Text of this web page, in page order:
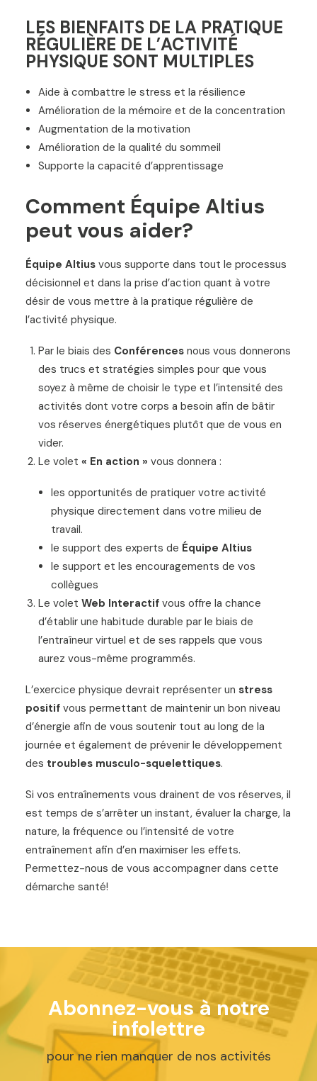
LES BIENFAITS DE LA PRATIQUE
RÉGULIÈRE DE L’ACTIVITÉ
PHYSIQUE SONT MULTIPLES
Aide à combattre le stress et la résilience
Amélioration de la mémoire et de la concentration
Augmentation de la motivation
Amélioration de la qualité du sommeil
Supporte la capacité d’apprentissage
Comment Équipe Altius
peut vous aider?
Équipe Altius vous supporte dans tout le processus
décisionnel et dans la prise d’action quant à votre
désir de vous mettre à la pratique régulière de
l’activité physique.
Par le biais des Conférences nous vous donnerons
des trucs et stratégies simples pour que vous
soyez à même de choisir le type et l’intensité des
activités dont votre corps a besoin afin de bâtir
vos réserves énergétiques plutôt que de vous en
vider.
Le volet « En action » vous donnera :
les opportunités de pratiquer votre activité
physique directement dans votre milieu de
travail.
le support des experts de Équipe Altius
le support et les encouragements de vos
collègues
Le volet Web Interactif vous offre la chance
d’établir une habitude durable par le biais de
l’entraîneur virtuel et de ses rappels que vous
aurez vous-même programmés.
L’exercice physique devrait représenter un stress
positif vous permettant de maintenir un bon niveau
d’énergie afin de vous soutenir tout au long de la
journée et également de prévenir le développement
des troubles musculo-squelettiques.
Si vos entraînements vous drainent de vos réserves, il
est temps de s’arrêter un instant, évaluer la charge, la
nature, la fréquence ou l’intensité de votre
entraînement afin d’en maximiser les effets.
Permettez-nous de vous accompagner dans cette
démarche santé!
Abonnez-vous à notre
infolettre
pour ne rien manquer de nos activités